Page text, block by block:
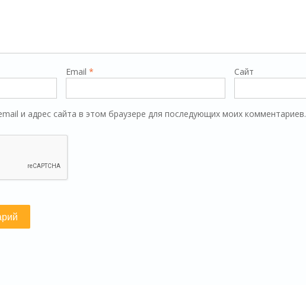
Email * Сайт
и адрес сайта в этом браузере для последующих моих комментариев.